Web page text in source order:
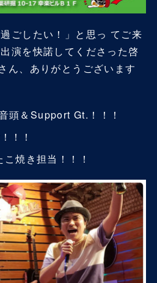
ごしたい！」と思っ てご来
演を快諾してくださった啓
ん、ありがとうございます
頭＆Support Gt.！！！
！！
焼き担当！！！